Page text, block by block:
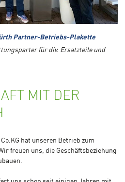
Partner-Betriebs-Plakette
für div. Ersatzteile und
MIT DER
hat unseren Betrieb zum
freuen uns, die Geschäftsbeziehung